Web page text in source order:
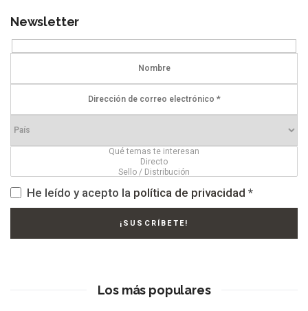
entradas
Newsletter
He leído y acepto la política de privacidad *
Los más populares